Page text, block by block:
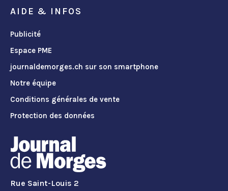
AIDE & INFOS
Publicité
Espace PME
journaldemorges.ch sur son smartphone
Notre équipe
Conditions générales de vente
Protection des données
Rue Saint-Louis 2